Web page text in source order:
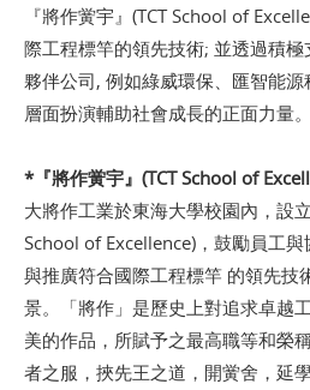
『將作黉宇』(TCT School of
際工程標竿的領先技術; 並透過積
夥伴公司, 例如綠威環保、匯智能
層面扮演輔助社會成長的正面力量。
*『將作黉宇』(TCT School of
大將作工業於東海大學校園內，設
School of Excellence)，鼓勵員工
與推廣符合國際工程標竿 的領先技
景。「將作」是歷史上對追求卓越
美的作品，所賦予之最高職等和榮
者之服，挾先王之道，開黉舍，延